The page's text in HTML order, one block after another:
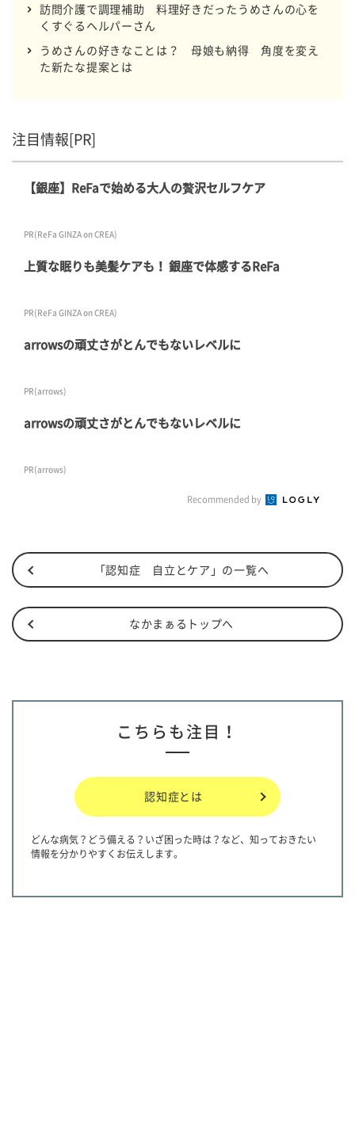
訪問介護で調理補助 料理好きだったうめさんの心を
くすぐるヘルパーさん
うめさんの好きなことは？ 母娘も納得 角度を変え
た新たな提案とは
注目情報[PR]
【銀座】ReFaで始める大人の贅沢セルフケア
PR(ReFa GINZA on CREA)
上質な眠りも美髪ケアも！ 銀座で体感するReFa
PR(ReFa GINZA on CREA)
arrowsの頑丈さがとんでもないレベルに
PR(arrows)
arrowsの頑丈さがとんでもないレベルに
PR(arrows)
Recommended by
「認知症 自立とケア」の一覧へ
なかまぁるトップへ
こちらも注目！
認知症とは
どんな病気？どう備える？いざ困った時は？など、知っておきたい
情報を分かりやすくお伝えします。